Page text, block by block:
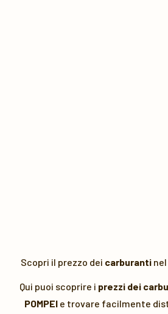
Scopri il prezzo dei carburantinel
Qui puoi scoprire i prezzi dei
POMPEIe trovare facilmente